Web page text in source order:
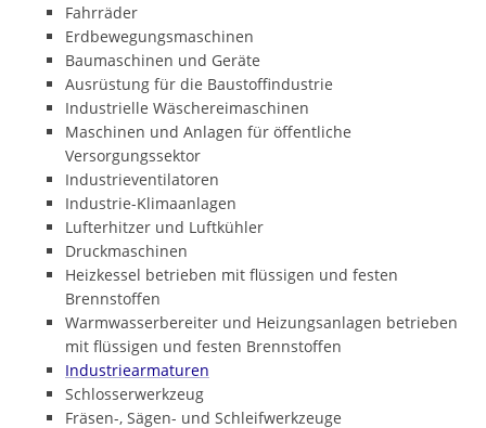
Fahrräder
Erdbewegungsmaschinen
Baumaschinen und Geräte
Ausrüstung für die Baustoffindustrie
Industrielle Wäschereimaschinen
Maschinen und Anlagen für öffentliche
Versorgungssektor
Industrieventilatoren
Industrie-Klimaanlagen
Lufterhitzer und Luftkühler
Druckmaschinen
Heizkessel betrieben mit flüssigen und festen
Brennstoffen
Warmwasserbereiter und Heizungsanlagen betrieben
mit flüssigen und festen Brennstoffen
Industriearmaturen
Schlosserwerkzeug
Fräsen-, Sägen- und Schleifwerkzeuge